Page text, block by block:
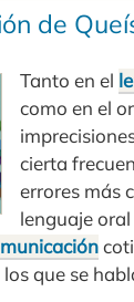
de
Tanto en el
como en el
cierta
errores más
lenguaje
que se